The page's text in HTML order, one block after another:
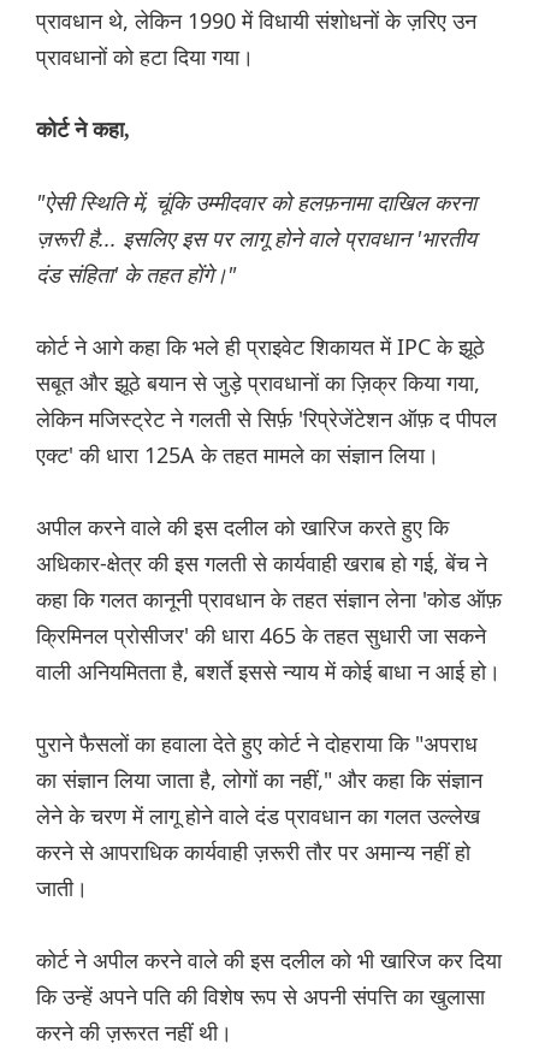
प्रावधान थे, लेकिन 1990 में विधायी संशोधनों के ज़रिए उन
प्रावधानों को हटा दिया गया।
कोर्ट ने कहा,
"ऐसी स्थिति में, चूंकि उम्मीदवार को हलफ़नामा दाखिल करना
ज़रूरी है... इसलिए इस पर लागू होने वाले प्रावधान 'भारतीय
दंड संहिता' के तहत होंगे।"
कोर्ट ने आगे कहा कि भले ही प्राइवेट शिकायत में IPC के झूठे
सबूत और झूठे बयान से जुड़े प्रावधानों का ज़िक्र किया गया,
लेकिन मजिस्ट्रेट ने गलती से सिर्फ़ 'रिप्रेजेंटेशन ऑफ़ द पीपल
एक्ट' की धारा 125A के तहत मामले का संज्ञान लिया।
अपील करने वाले की इस दलील को खारिज करते हुए कि
अधिकार-क्षेत्र की इस गलती से कार्यवाही खराब हो गई, बेंच ने
कहा कि गलत कानूनी प्रावधान के तहत संज्ञान लेना 'कोड ऑफ़
क्रिमिनल प्रोसीजर' की धारा 465 के तहत सुधारी जा सकने
वाली अनियमितता है, बशर्ते इससे न्याय में कोई बाधा न आई हो।
पुराने फैसलों का हवाला देते हुए कोर्ट ने दोहराया कि "अपराध
का संज्ञान लिया जाता है, लोगों का नहीं," और कहा कि संज्ञान
लेने के चरण में लागू होने वाले दंड प्रावधान का गलत उल्लेख
करने से आपराधिक कार्यवाही ज़रूरी तौर पर अमान्य नहीं हो
जाती।
कोर्ट ने अपील करने वाले की इस दलील को भी खारिज कर दिया
कि उन्हें अपने पति की विशेष रूप से अपनी संपत्ति का खुलासा
करने की ज़रूरत नहीं थी।